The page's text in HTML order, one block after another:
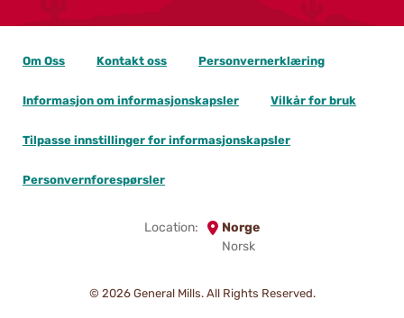
© 2026 General Mills. All Rights Reserved.
Location:
Norge
Norsk
Om Oss Kontakt oss Personvernerklæring
Informasjon om informasjonskapsler Vilkår for bruk
Tilpasse innstillinger for informasjonskapsler
Personvernforespørsler